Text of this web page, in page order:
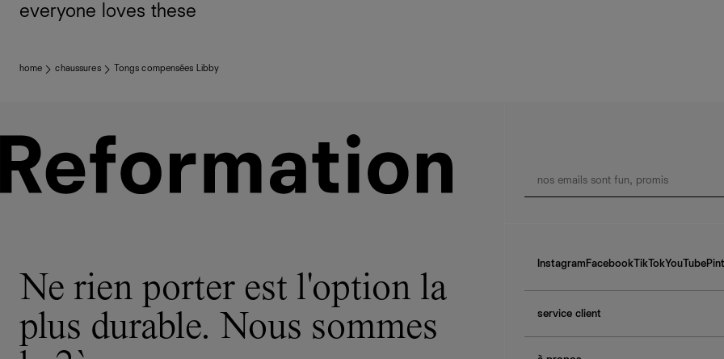
everyone loves these
home chaussures Tongs compensées Libby
Ne rien porter est l'option la
plus durable. Nous sommes
Instagram FacebookTikTokYouTube
service client